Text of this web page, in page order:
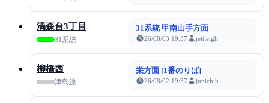
渦森台3丁目
31系統
31系統 甲南山手方面
26/08/03 19:37 jettleigh
柳橋西
津島線
栄方面 [1番のりば]
26/08/02 19:37 junichih